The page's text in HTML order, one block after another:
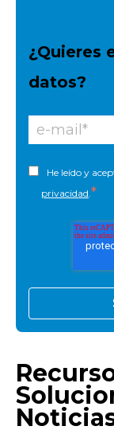
¿Quieres
datos?
He leído y
privacidad.*